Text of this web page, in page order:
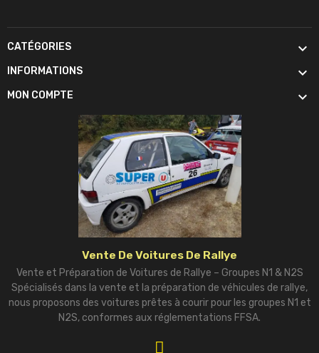
CATÉGORIES 
INFORMATIONS 
MON COMPTE 
Vente De Voitures De Rallye
Vente et Préparation de Voitures de Rallye – Groupes N1 & N2S
Spécialisés dans la vente et la préparation de véhicules de rallye,
nous proposons des voitures prêtes à courir pour les groupes N1 et
N2S, conformes aux réglementations FFSA.